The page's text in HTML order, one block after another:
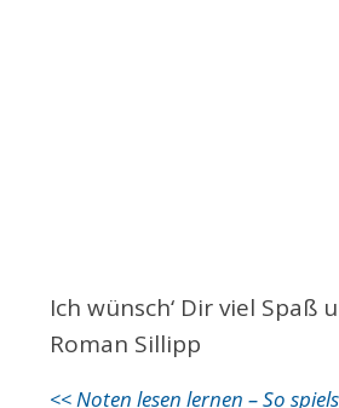
Ich wünsch‘ Dir viel Spaß
Roman Sillipp
<< Noten lesen lernen – So